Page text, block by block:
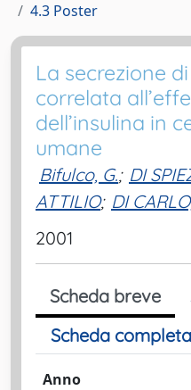
4.3 Poster
La secrezione
correlata
dell’insulina in
umane
Bifulco, G.; DI
ATTILIO; DI
2001
Scheda breve
Scheda
Anno